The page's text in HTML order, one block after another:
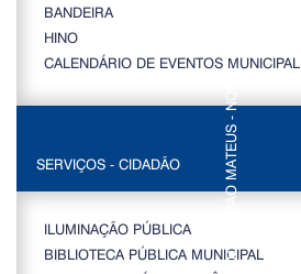
BANDEIRA
HINO
CALENDÁRIO DE EVENTOS MUNICIPAL
SERVIÇOS - CIDADÃO
ILUMINAÇÃO PÚBLICA
BIBLIOTECA PÚBLICA MUNICIPAL